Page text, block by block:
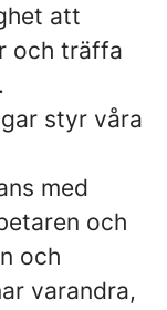
att
och träffa
styr våra
med
och
och
varandra,